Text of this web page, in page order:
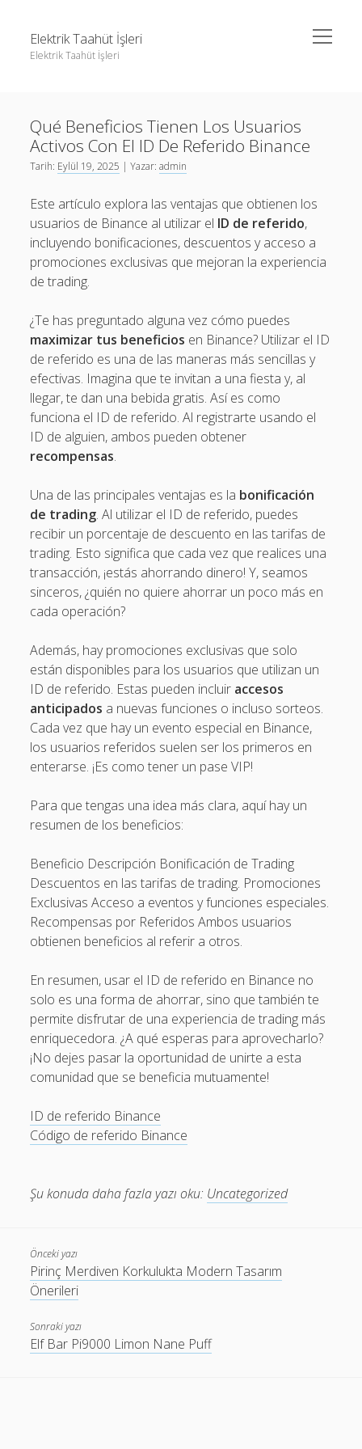
Elektrik Taahüt İşleri
Elektrik Taahüt İşleri
menüyü
aç
Liste
Sayfa Listesi
Ücretsiz Instagram Bayan Takipçi Hilesi
Instagram Gizli Story İzleme
Sayfa Listesi
Tiktok Takipçi Hilesi Şifresiz
Ücretsiz Instagram Bayan Takipçi Hilesi
Qué Beneficios Tienen Los Usuarios
Activos Con El ID De Referido Binance
Tarih: Eylül 19, 2025 | Yazar:admin
Este artículo explora las ventajas que obtienen los
usuarios de Binance al utilizar el ID de referido,
incluyendo bonificaciones, descuentos y acceso a
promociones exclusivas que mejoran la experiencia
de trading.
¿Te has preguntado alguna vez cómo puedes
maximizar tus beneficios en Binance? Utilizar el ID
de referido es una de las maneras más sencillas y
efectivas. Imagina que te invitan a una fiesta y, al
llegar, te dan una bebida gratis. Así es como
funciona el ID de referido. Al registrarte usando el
ID de alguien, ambos pueden obtener
recompensas.
Una de las principales ventajas es la bonificación
de trading. Al utilizar el ID de referido, puedes
recibir un porcentaje de descuento en las tarifas de
trading. Esto significa que cada vez que realices una
transacción, ¡estás ahorrando dinero! Y, seamos
sinceros, ¿quién no quiere ahorrar un poco más en
cada operación?
Además, hay promociones exclusivas que solo
están disponibles para los usuarios que utilizan un
ID de referido. Estas pueden incluir accesos
anticipados a nuevas funciones o incluso sorteos.
Cada vez que hay un evento especial en Binance,
los usuarios referidos suelen ser los primeros en
enterarse. ¡Es como tener un pase VIP!
Para que tengas una idea más clara, aquí hay un
resumen de los beneficios:
Beneficio Descripción Bonificación de Trading
Descuentos en las tarifas de trading. Promociones
Exclusivas Acceso a eventos y funciones especiales.
Recompensas por Referidos Ambos usuarios
obtienen beneficios al referir a otros.
En resumen, usar el ID de referido en Binance no
solo es una forma de ahorrar, sino que también te
permite disfrutar de una experiencia de trading más
enriquecedora. ¿A qué esperas para aprovecharlo?
¡No dejes pasar la oportunidad de unirte a esta
comunidad que se beneficia mutuamente!
ID de referido Binance
Código de referido Binance
Şu konuda daha fazla yazı oku: Uncategorized
Önceki yazı
Pirinç Merdiven Korkulukta Modern Tasarım
Önerileri
Sonraki yazı
Elf Bar Pi9000 Limon Nane Puff